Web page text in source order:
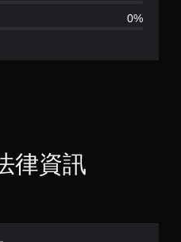
1
星
0%
律資訊